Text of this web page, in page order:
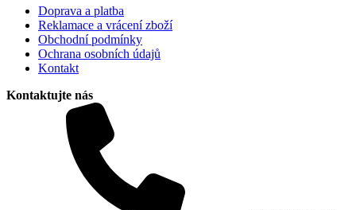
Doprava a platba
Reklamace a vrácení zboží
Obchodní podmínky
Ochrana osobních údajů
Kontakt
Kontaktujte nás